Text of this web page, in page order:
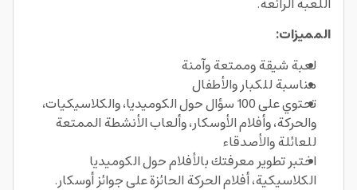
المميزات:
لعبة شيقة وممتعة وآمنة
مناسبة للكبار والأطفال
تحتوي على 100 سؤال حول الكوميديا، والكلاسيكيات،
والحركة، وأفلام الأوسكار، وألعاب الأنشطة الممتعة
للعائلة والأصدقاء
اختبر تطوير معرفتك بالأفلام حول الكوميديا
الكلاسيكية، أفلام الحركة الحائزة على جوائز أوسكار.